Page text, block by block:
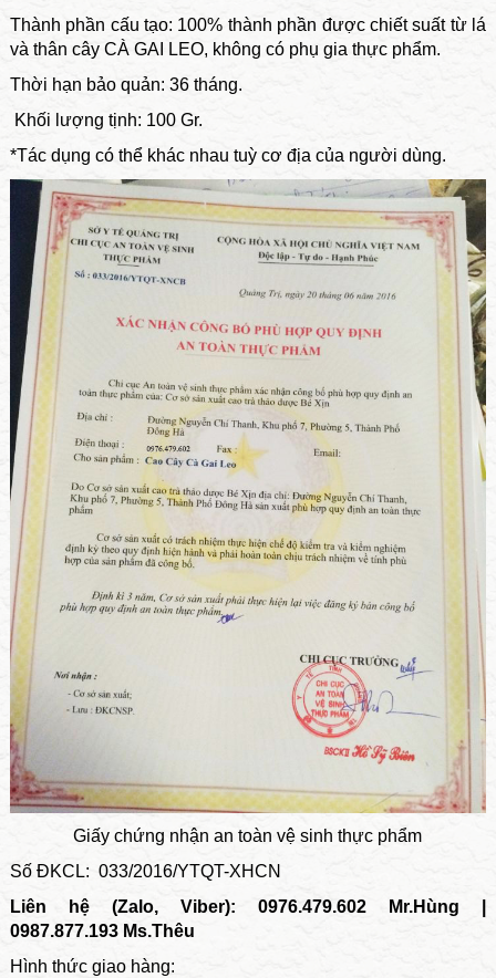
Thành phần cấu tạo: 100% thành phần được chiết suất từ lá
và thân cây CÀ GAI LEO, không có phụ gia thực phẩm.
Thời hạn bảo quản: 36 tháng.
Khối lượng tịnh: 100 Gr.
*Tác dụng có thể khác nhau tuỳ cơ địa của người dùng.
Giấy chứng nhận an toàn vệ sinh thực phẩm
Số ĐKCL: 033/2016/YTQT-XHCN
Liên hệ (Zalo, Viber): 0976.479.602 Mr.Hùng |
0987.877.193 Ms.Thêu
Hình thức giao hàng: